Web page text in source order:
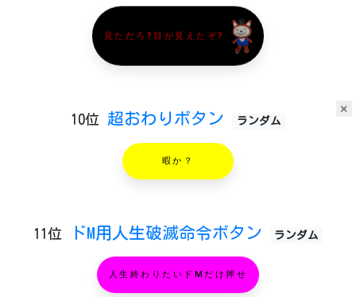
×
見ただろ?目が見えたぞ?
10位 超おわりボタン ランダム
暇か？
11位 ドM用人生破滅命令ボタン ランダム
人生終わりたいドMだけ押せ